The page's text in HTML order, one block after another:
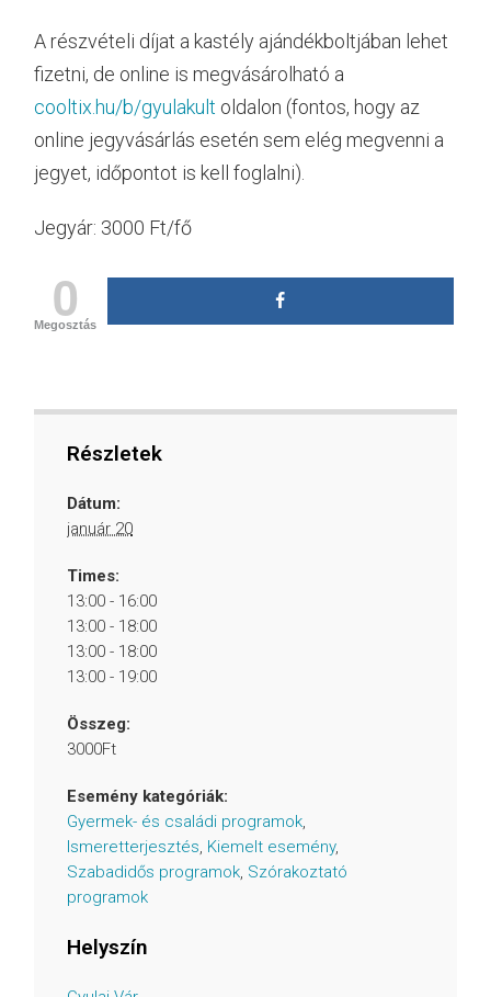
A részvételi díjat a kastély ajándékboltjában lehet
fizetni, de online is megvásárolható a
cooltix.hu/b/gyulakult oldalon (fontos, hogy az
online jegyvásárlás esetén sem elég megvenni a
jegyet, időpontot is kell foglalni).
Jegyár: 3000 Ft/fő
0
Megosztás
Részletek
Dátum:
január 20
Times:
13:00 - 16:00
13:00 - 18:00
13:00 - 18:00
13:00 - 19:00
Összeg:
3000Ft
Esemény kategóriák:
Gyermek- és családi programok,
Ismeretterjesztés, Kiemelt esemény,
Szabadidős programok, Szórakoztató
programok
Helyszín